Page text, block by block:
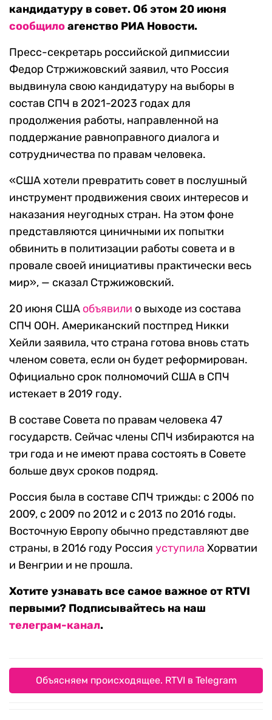
кандидатуру в совет. Об этом 20 июня
сообщилоагенство РИА Новости.
Пресс-секретарь российской дипмиссии
Федор Стржижовский заявил, что Россия
выдвинула свою кандидатуру на выборы в
состав СПЧ в 2021-2023 годах для
продолжения работы, направленной на
поддержание равноправного диалога и
сотрудничества по правам человека.
«США хотели превратить совет в послушный
инструмент продвижения своих интересов и
наказания неугодных стран. На этом фоне
представляются циничными их попытки
обвинить в политизации работы совета и в
провале своей инициативы практически весь
мир», — сказал Стржижовский.
20 июня США объявили о выходе из состава
СПЧ ООН. Американский постпред Никки
Хейли заявила, что страна готова вновь стать
членом совета, если он будет реформирован.
Официально срок полномочий США в СПЧ
истекает в 2019 году.
В составе Совета по правам человека 47
государств. Сейчас члены СПЧ избираются на
три года и не имеют права состоять в Совете
больше двух сроков подряд.
Россия была в составе СПЧ трижды: с 2006 по
2009, с 2009 по 2012 и с 2013 по 2016 годы.
Восточную Европу обычно представляют две
страны, в 2016 году Россия уступила Хорватии
и Венгрии и не прошла.
Хотите узнавать все самое важное от RTVI
первыми? Подписывайтесь на наш
телеграм-канал.
Объясняем происходящее. RTVI в Telegram